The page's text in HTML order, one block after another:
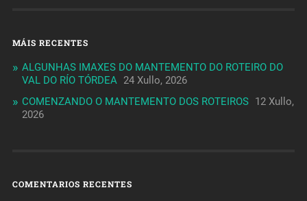
MÁIS RECENTES
ALGUNHAS IMAXES DO MANTEMENTO DO ROTEIRO DO
VAL DO RÍO TÓRDEA 24 Xullo, 2026
COMENZANDO O MANTEMENTO DOS ROTEIROS 12 Xullo,
2026
COMENTARIOS RECENTES